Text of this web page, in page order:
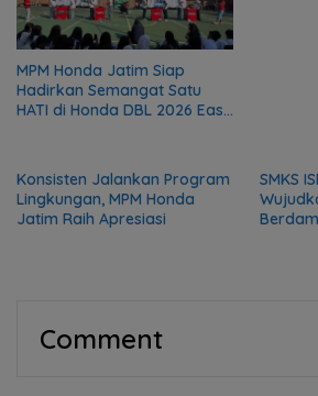
MPM Honda Jatim Siap
Hadirkan Semangat Satu
HATI di Honda DBL 2026 East
Konsisten Jalankan Program
Lingkungan, MPM Honda
Jatim Raih Apresiasi
SMKS
Comment